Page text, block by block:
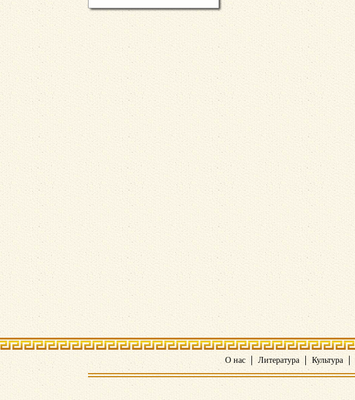
О нас Литература Культура